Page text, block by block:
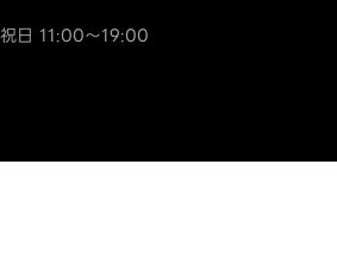
日 11:00～19:00